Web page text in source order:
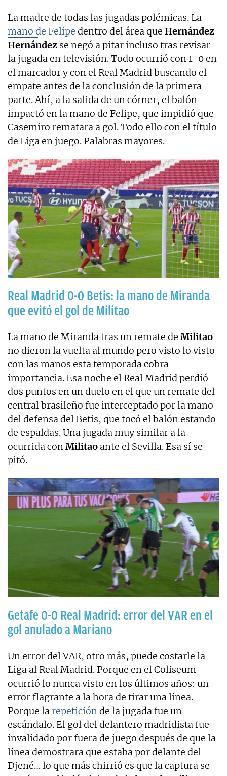
La madre de todas las jugadas polémicas. La
mano de Felipe dentro del área que Hernández
Hernández se negó a pitar incluso tras revisar
la jugada en televisión. Todo ocurrió con 1-0 en
el marcador y con el Real Madrid buscando el
empate antes de la conclusión de la primera
parte. Ahí, a la salida de un córner, el balón
impactó en la mano de Felipe, que impidió que
Casemiro rematara a gol. Todo ello con el título
de Liga en juego. Palabras mayores.
Real Madrid 0-0 Betis: la mano de Miranda
que evitó el gol de Militao
La mano de Miranda tras un remate de Militao
no dieron la vuelta al mundo pero visto lo visto
con las manos esta temporada cobra
importancia. Esa noche el Real Madrid perdió
dos puntos en un duelo en el que un remate del
central brasileño fue interceptado por la mano
del defensa del Betis, que tocó el balón estando
de espaldas. Una jugada muy similar a la
ocurrida conMilitao ante el Sevilla. Esa sí se
pitó.
Getafe 0-0 Real Madrid: error del VAR en el
gol anulado a Mariano
Un error del VAR, otro más, puede costarle la
Liga al Real Madrid. Porque en el Coliseum
ocurrió lo nunca visto en los últimos años: un
error flagrante a la hora de tirar una línea.
Porque la repeticiónde la jugada fue un
escándalo. El gol del delantero madridista fue
invalidado por fuera de juego después de que la
línea demostrara que estaba por delante del
Djené… lo que más chirrió es que la captura se